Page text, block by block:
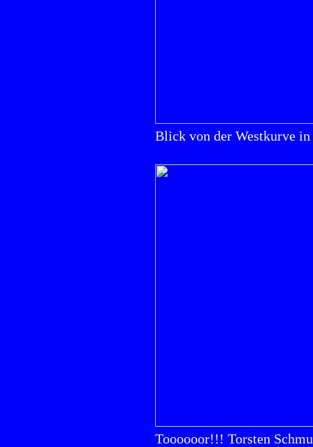
Blick von der Westkurve
Toooooor!!! Torsten